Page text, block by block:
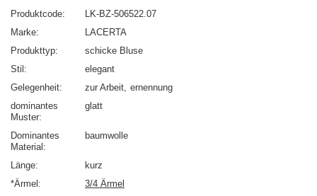
Produktcode
LK-BZ-506522.07
Marke
LACERTA
Produkttyp
schicke Bluse
Stil
elegant
Gelegenheit
zur Arbeit ernennung
dominantes
Muster
glatt
Dominantes
Material
baumwolle
Länge
kurz
*Ärmel
3/4 Ärmel